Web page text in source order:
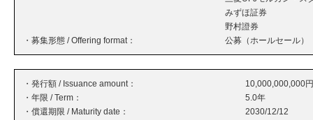
みずほ証券
野村證券
・募集形態 / Offering format：
公募（ホールセール）
・発行額 / Issuance amount：
10,000,000,000円
・年限 / Term：
5.0年
・償還期限 / Maturity date：
2030/12/12